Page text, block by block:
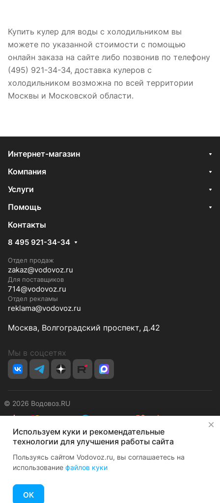
Купить кулер для воды с холодильником вы
можете по указанной стоимости с помощью
онлайн заказа на сайте либо позвонив по телефону
(495) 921-34-34, доставка кулеров с
холодильником возможна по всей территории
Москвы и Московской области.
Интернет-магазин
Компания
Услуги
Помощь
Контакты
8 495 921-34-34
Отдел продаж
zakaz@vodovoz.ru
Для поставщиков
714@vodovoz.ru
Отдел рекламы
reklama@vodovoz.ru
Москва, Волгоградский проспект, д.42
Мы в соцсетях
© 2026 Водовоз.RU
КонфиденциальностьОферта
Используем куки и рекомендательные
технологии для улучшения работы сайта
Пользуясь сайтом Vodovoz.ru, вы соглашаетесь на
использование файлов куки
ОК